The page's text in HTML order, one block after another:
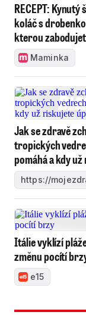
RECEPT:
koláč s
kterou
Maminka
Jak se zdravě
tropických
pomáhá a kdy
https://
Itálie vyklízí
změnu pocítí
e15